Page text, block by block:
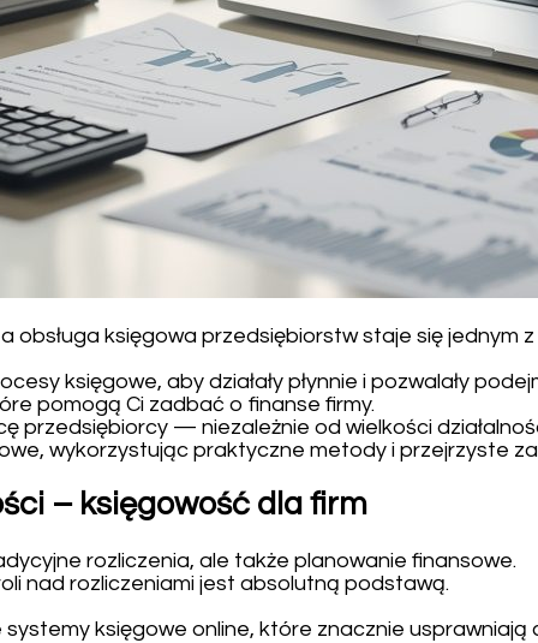
księgowa przedsiębiorstw staje się jednym
księgowe, aby działały płynnie i pozwalały
pomogą Ci zadbać o finanse firmy.
przedsiębiorcy — niezależnie od wielkości
wykorzystując praktyczne metody i przejrzyste
– księgowość dla firm
rozliczenia, ale także planowanie finansowe.
nad rozliczeniami jest absolutną podstawą.
księgowe online, które znacznie usprawniają